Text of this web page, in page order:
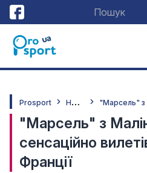
Prosport Н
овини
"Марсель" з
сенсаційно
Франції